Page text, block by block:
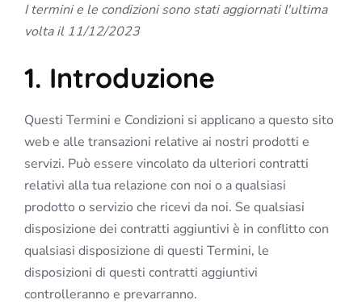
I termini e le condizioni sono stati aggiornati l'ultima
volta il 11/12/2023
1. Introduzione
Questi Termini e Condizioni si applicano a questo sito
web e alle transazioni relative ai nostri prodotti e
servizi. Può essere vincolato da ulteriori contratti
relativi alla tua relazione con noi o a qualsiasi
prodotto o servizio che ricevi da noi. Se qualsiasi
disposizione dei contratti aggiuntivi è in conflitto con
qualsiasi disposizione di questi Termini, le
disposizioni di questi contratti aggiuntivi
controlleranno e prevarranno.